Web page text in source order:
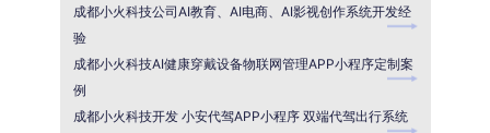
成都小火科技公司AI教育、AI电商、AI影视创作系统开发经
验
成都小火科技AI健康穿戴设备物联网管理APP小程序定制案
例
成都小火科技开发 小安代驾APP小程序 双端代驾出行系统